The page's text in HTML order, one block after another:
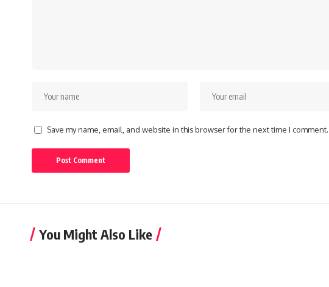
Save my name, email, and website in this browser for the next time I comment.
You Might Also Like